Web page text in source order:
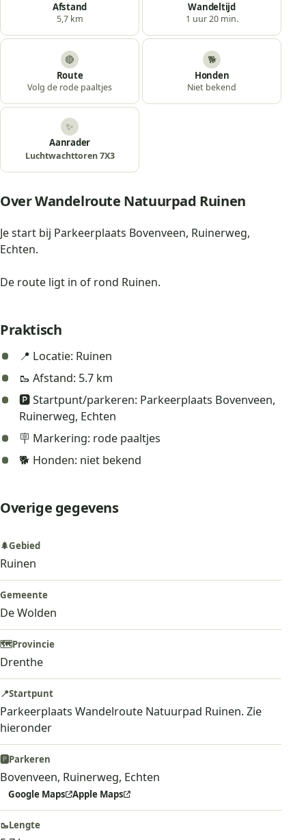
Afstand
5,7 km
Wandeltijd
1 uur 20 min.
🔴
Route
Volg de rode paaltjes
🐕
Honden
Niet bekend
✨
Aanrader
Luchtwachttoren 7X3
Over Wandelroute Natuurpad Ruinen
Je start bij Parkeerplaats Bovenveen, Ruinerweg,
Echten.
De route ligt in of rond Ruinen.
Praktisch
📍 Locatie: Ruinen
🥾 Afstand: 5.7 km
🅿️ Startpunt/parkeren: Parkeerplaats Bovenveen,
Ruinerweg, Echten
🪧 Markering: rode paaltjes
🐕 Honden: niet bekend
Overige gegevens
🌲Gebied
Ruinen
Gemeente
De Wolden
🗺️Provincie
Drenthe
📍Startpunt
Parkeerplaats Wandelroute Natuurpad Ruinen. Zie
hieronder
🅿️Parkeren
Bovenveen, Ruinerweg, Echten
Google Maps Apple Maps
🥾Lengte